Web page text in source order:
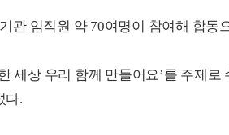
관 임직원 약 70여명이 참여해 합동
세상 우리 함께 만들어요’를 주제로
다.